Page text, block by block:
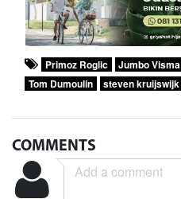
Primoz Roglic Jumbo Visma
Tom Dumoulin
steven kruijswijk
COMMENTS